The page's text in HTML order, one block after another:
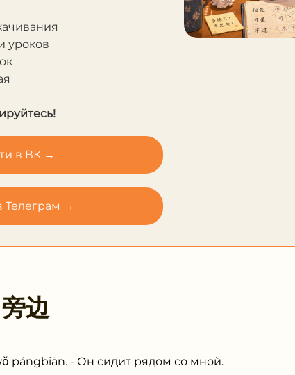
уроков
в ВК →
Телеграм →
旁边
pángbiān. - Он сидит рядом со мной.